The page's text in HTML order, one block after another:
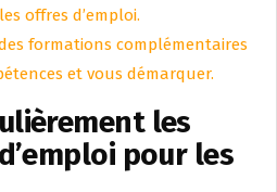
offres d’emploi.
formations complémentaires
et vous démarquer.
les
pour les